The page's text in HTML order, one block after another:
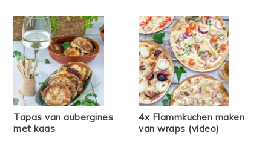
Tapas van aubergines
met kaas
4x Flammkuchen maken
van wraps (video)